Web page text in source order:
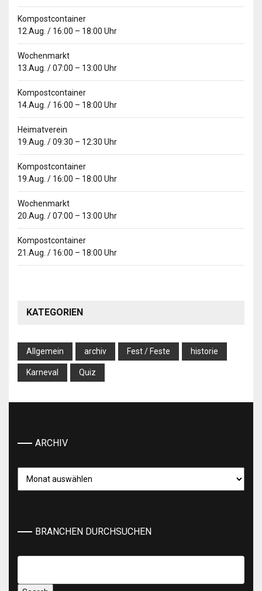
Kompostcontainer
12.Aug. / 16:00 – 18:00 Uhr
Wochenmarkt
13.Aug. /07:00 – 13:00 Uhr
Kompostcontainer
14.Aug. / 16:00 – 18:00 Uhr
Heimatverein
19.Aug. /09:30 – 12:30 Uhr
Kompostcontainer
19.Aug. / 16:00 – 18:00 Uhr
Wochenmarkt
20.Aug. /07:00 – 13:00 Uhr
Kompostcontainer
21.Aug. / 16:00 – 18:00 Uhr
KATEGORIEN
Allgemein archiv Fest / Feste historie
Karneval Quiz
ARCHIV
BRANCHEN DURCHSUCHEN